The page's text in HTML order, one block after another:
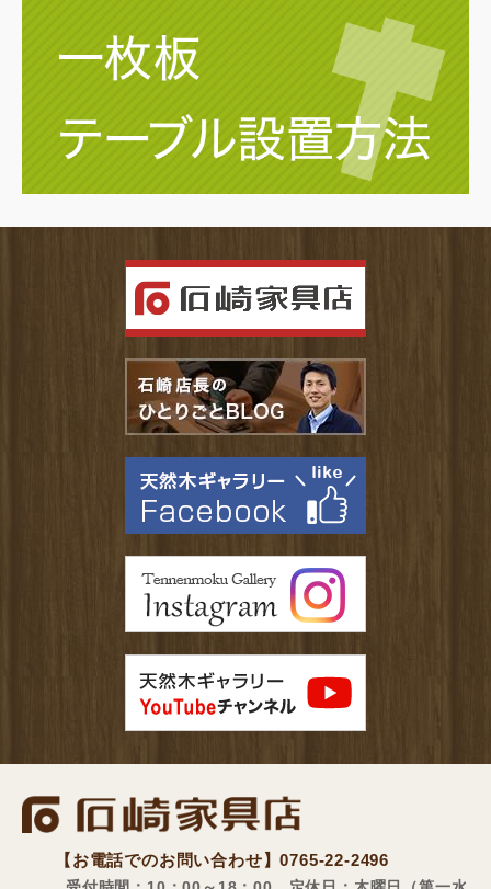
【お電話でのお問い合わせ】0765-22-2496